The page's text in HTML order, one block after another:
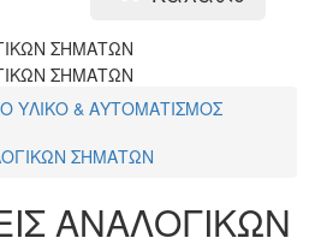
ΥΛΙΚΟ & ΑΥΤΟΜΑΤΙΣΜΟΣ
ΣΗΜΑΤΩΝ
ΑΝΑΛΟΓΙΚΩΝ